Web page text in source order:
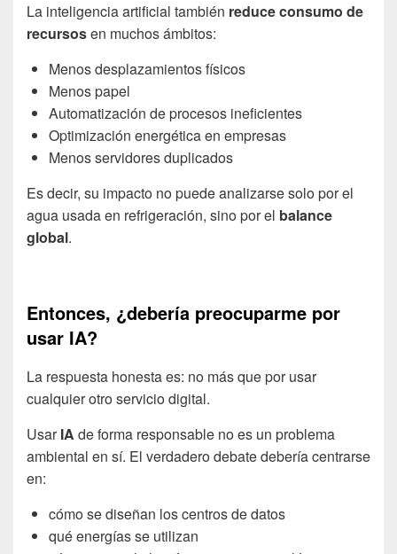
La inteligencia artificial también reduce consumo de
recursosen muchos ámbitos:
Menos desplazamientos físicos
Menos papel
Automatización de procesos ineficientes
Optimización energética en empresas
Menos servidores duplicados
Es decir, su impacto no puede analizarse solo por el
agua usada en refrigeración, sino por el balance
global.
Entonces, ¿debería preocuparme por
usar IA?
La respuesta honesta es: no más que por usar
cualquier otro servicio digital.
UsarIA de forma responsable no es un problema
ambiental en sí. El verdadero debate debería centrarse
en:
cómo se diseñan los centros de datos
qué energías se utilizan